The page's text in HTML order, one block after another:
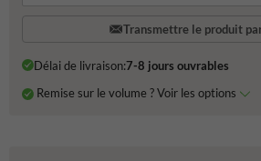
Transmettre le produit
Délai de livraison:7-8 jours ouvrables
Remise sur le volume ? Voir les options